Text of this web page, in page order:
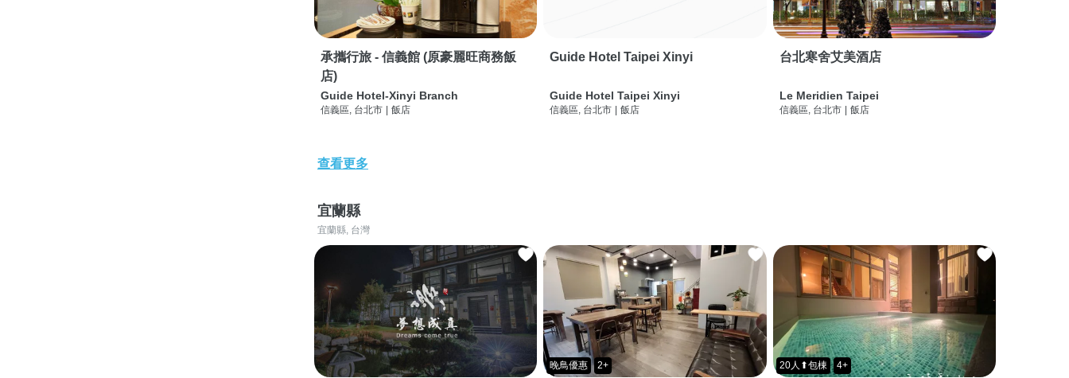
承攜行旅 - 信義館 (原豪麗旺商務飯
店)
Guide Hotel-Xinyi Branch
信義區, 台北市 | 飯店
Guide Hotel Taipei Xinyi
Guide Hotel Taipei Xinyi
信義區, 台北市 | 飯店
台北寒舍艾美酒店
Le Meridien Taipei
信義區, 台北市 | 飯店
查看更多
宜蘭縣
宜蘭縣, 台灣
晚鳥優惠 2+ 20人⬆包棟 4+